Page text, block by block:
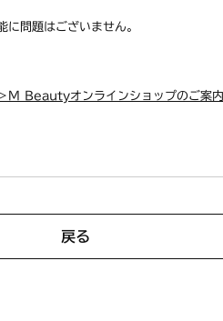
問題はございません。
M Beautyオンラインショップのご案内
戻る